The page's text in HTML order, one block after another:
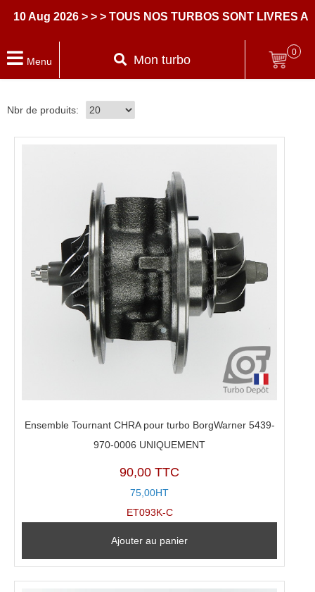
2026 > > > TOUS NOS TURBOS SONT LIVRES AVEC
Menu Mon turbo
0
Nbr de produits:
Ensemble Tournant CHRA pour turbo BorgWarner 5439-
970-0006 UNIQUEMENT
90,00 TTC
75,00HT
ET093K-C
Ajouter au panier